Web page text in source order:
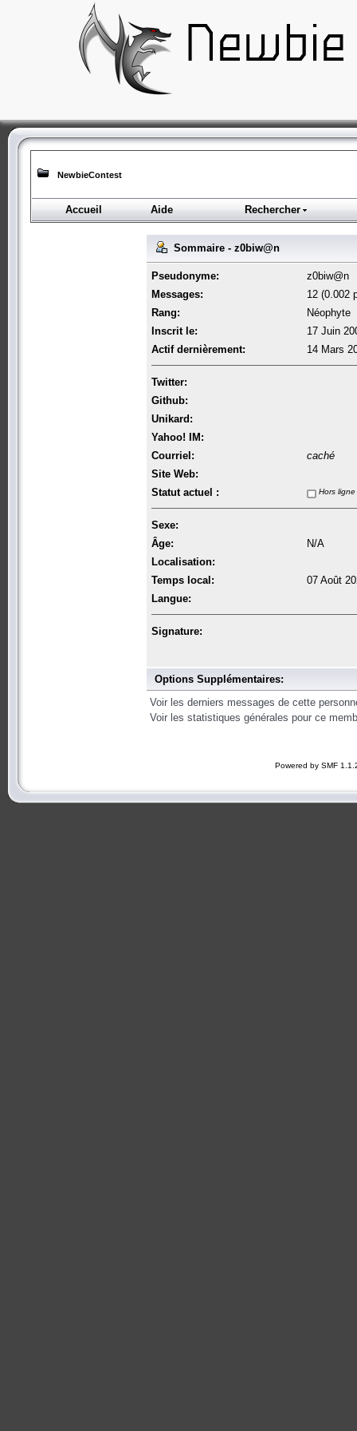
NewbieContest
Accueil Aide Rechercher
Sommaire - z0biw@n
Pseudonyme:
z0biw@n
Messages:
12 (0.002
Rang:
Néophyte
Inscrit le:
17 Juin
Actif dernièrement:
14 Mars
Twitter:
Github:
Unikard:
Yahoo! IM:
Courriel:
caché
Site Web:
Statut actuel :
Hors ligne
Sexe:
Âge:
N/A
Localisation:
Temps local:
07 Août
Langue:
Signature:
Options Supplémentaires:
Voir les derniers messages de cette
Voir les statistiques générales pour ce
Powered by SMF